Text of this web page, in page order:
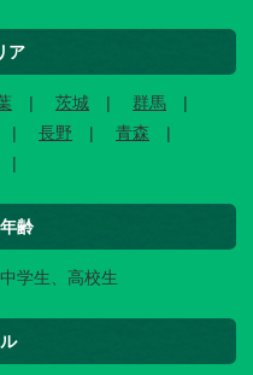
ア
茨城
群馬
長野
青森
齢
学生、高校生